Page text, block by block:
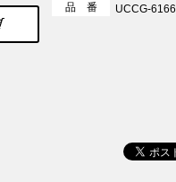
品 番
UCCG-6166